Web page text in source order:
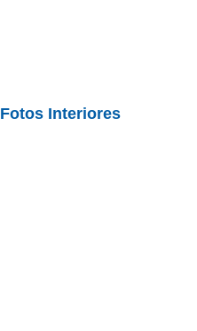
Fotos Interiores